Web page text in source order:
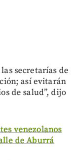
secretarías de
así evitarán
de salud”, dijo
venezolanos
de Aburrá